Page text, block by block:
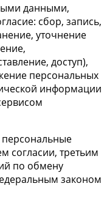
данными,
сбор, запись,
уточнение
доступ),
персональных
информации
согласии, третьим
по обмену
законом